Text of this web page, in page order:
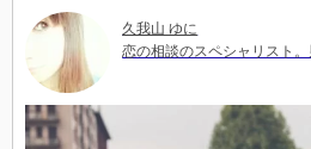
久我山 ゆに
恋の相談のスペシャリスト